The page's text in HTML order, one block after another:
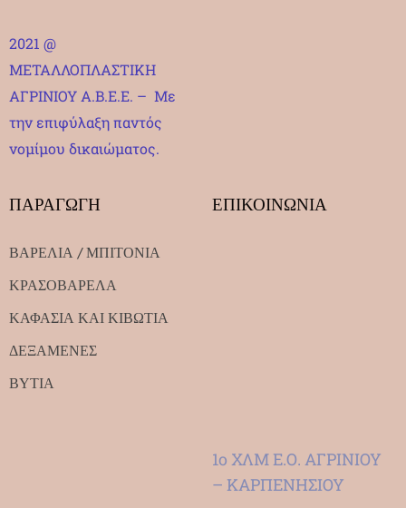
2021 @
ΜΕΤΑΛΛΟΠΛΑΣΤΙΚΗ
ΑΓΡΙΝΙΟΥ Α.Β.Ε.Ε. – Με
την επιφύλαξη παντός
νομίμου δικαιώματος.
ΠΑΡΑΓΩΓΗ
ΒΑΡΕΛΙΑ / ΜΠΙΤΟΝΙΑ
ΚΡΑΣΟΒΑΡΕΛΑ
ΚΑΦΑΣΙΑ ΚΑΙ ΚΙΒΩΤΙΑ
ΔΕΞΑΜΕΝΕΣ
ΒΥΤΙΑ
ΕΠΙΚΟΙΝΩΝΙΑ
1ο ΧΛΜ Ε.Ο. ΑΓΡΙΝΙΟΥ
– ΚΑΡΠΕΝΗΣΙΟΥ